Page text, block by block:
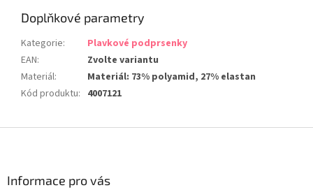
Doplňkové parametry
Kategorie:
Plavkové podprsenky
EAN:
Zvolte variantu
Materiál:
Materiál: 73% polyamid, 27% elastan
Kód produktu: 4007121
Informace pro vás